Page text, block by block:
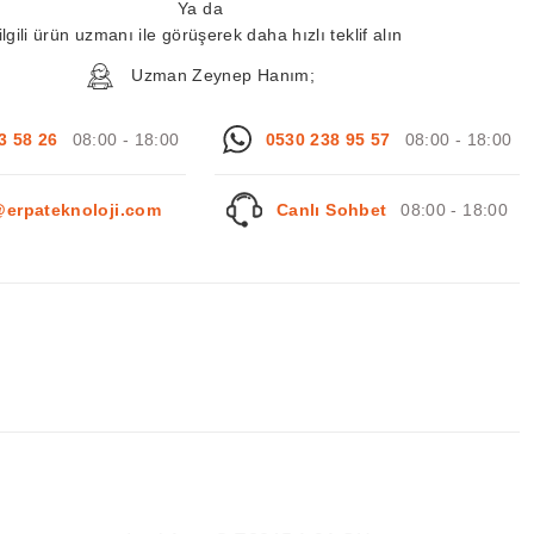
Ya da
ilgili ürün uzmanı ile görüşerek daha hızlı teklif alın
Uzman Zeynep Hanım;
58 26 08:00 - 18:00 0530 238 95 57 08:00 - 18:00
Canlı Sohbet 08:00 - 18:00